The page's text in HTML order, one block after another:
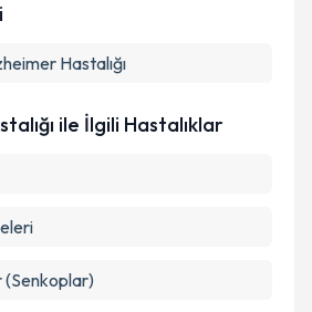
ve kişisel verilerimin belirtilen
Hastalığı
ile İlgili Hastalıklar
(Senkoplar)